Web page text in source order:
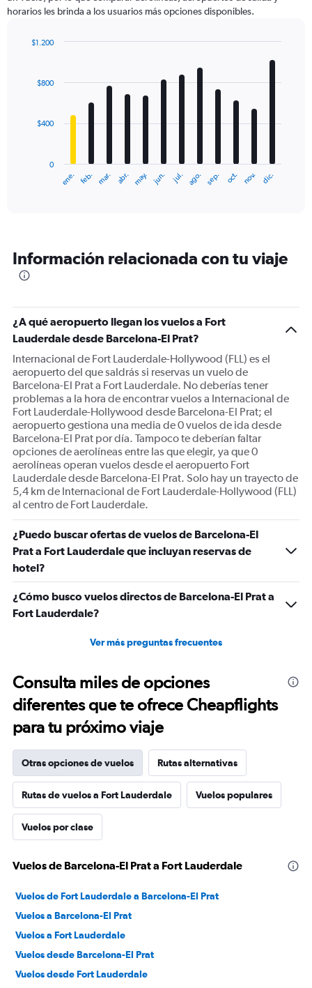
horarios les brinda a los usuarios más opciones disponibles.
with
The
categories.
The
Y
axis
displaying
values.
Range:
0
to
1200.
ene. feb. mar. abr. may. jun. jul. ago. sep. oct. nov. dic.
0
$400
$800
$1.200
Información relacionada con tu viaje
¿A qué aeropuerto llegan los vuelos a Fort
Lauderdale desde Barcelona-El Prat?
Internacional de Fort Lauderdale-Hollywood (FLL) es el
aeropuerto del que saldrás si reservas un vuelo de
Barcelona-El Prat a Fort Lauderdale. No deberías tener
problemas a la hora de encontrar vuelos a Internacional de
Fort Lauderdale-Hollywood desde Barcelona-El Prat; el
aeropuerto gestiona una media de 0 vuelos de ida desde
Barcelona-El Prat por día. Tampoco te deberían faltar
opciones de aerolíneas entre las que elegir, ya que 0
aerolíneas operan vuelos desde el aeropuerto Fort
Lauderdale desde Barcelona-El Prat. Solo hay un trayecto de
5,4 km de Internacional de Fort Lauderdale-Hollywood (FLL)
al centro de Fort Lauderdale.
¿Puedo buscar ofertas de vuelos de Barcelona-El
Prat a Fort Lauderdale que incluyan reservas de
hotel?
¿Cómo busco vuelos directos de Barcelona-El Prat a
Fort Lauderdale?
Ver más preguntas frecuentes
Consulta miles de opciones
diferentes que te ofrece Cheapflights
para tu próximo viaje
Otras opciones de vuelos Rutas alternativas
Rutas de vuelos a Fort Lauderdale Vuelos populares
Vuelos por clase
Vuelos de Barcelona-El Prat a Fort Lauderdale
Vuelos de Fort Lauderdale a Barcelona-El Prat
Vuelos a Barcelona-El Prat
Vuelos a Fort Lauderdale
Vuelos desde Barcelona-El Prat
Vuelos desde Fort Lauderdale